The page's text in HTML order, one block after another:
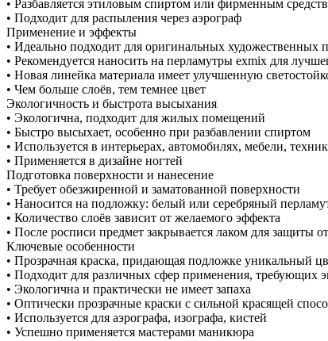
• Разбавляется этиловым спиртом или фирменным
• Подходит для распыления через аэрограф
Применение и эффекты
• Идеально подходит для оригинальных художественных
• Рекомендуется наносить на перламутры exmix для
• Новая линейка материала имеет улучшенную
• Чем больше слоёв, тем темнее цвет
Экологичность и быстрота высыхания
• Экологична, подходит для жилых помещений
• Быстро высыхает, особенно при разбавлении спиртом
• Используется в интерьерах, автомобилях, мебели,
• Применяется в дизайне ногтей
Подготовка поверхности и нанесение
• Требует обезжиренной и заматованной поверхности
• Наносится на подложку: белый или серебряный
• Количество слоёв зависит от желаемого эффекта
• После росписи предмет закрывается лаком для защиты
Ключевые особенности
• Прозрачная краска, придающая подложке уникальный
• Подходит для различных сфер применения, требующих
• Экологична и практически не имеет запаха
• Оптически прозрачные краски с сильной красящей
• Используется для аэрографа, изографа, кистей
• Успешно применяется мастерами маникюра